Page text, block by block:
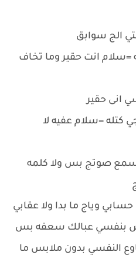
الج سوابق
=سلام انت حقير وما تخاف
انى حقير
كتله =سلام عفيه لا
اسمع صوتج بس ولا كلمه
وياج ما بدا ولا عقابي
بنفسي عبالك سعفه بس
النفسي بدون ملابس ما